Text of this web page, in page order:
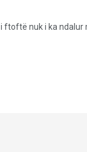
ftoftë nuk i ka